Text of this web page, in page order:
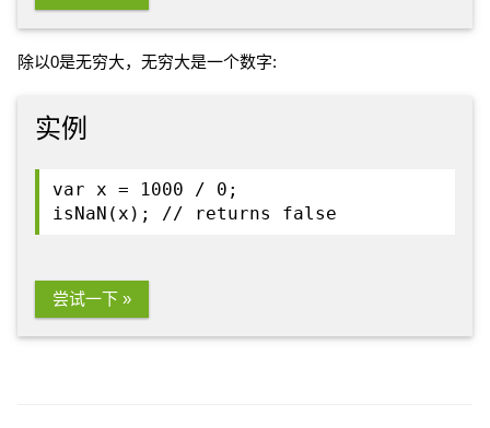
除以0是无穷大，无穷大是一个数字:
实例
var x = 1000 / 0;
isNaN(x); // returns false
尝试一下 »